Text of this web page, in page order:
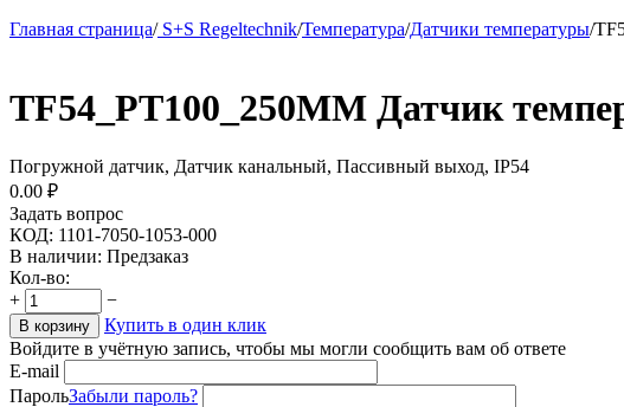
Главная страница/S+S Regeltechnik/Температура/Датчики температуры/
TF54_PT100_250MM Датчик
Погружной датчик, Датчик канальный, Пассивный выход, IP54
0.00 ₽
Задать вопрос
КОД: 1101-7050-1053-000
В наличии: Предзаказ
Кол-во:
+
−
В корзину
Купить в один клик
Войдите в учётную запись, чтобы мы могли сообщить вам об ответе
E-mail
ПарольЗабыли пароль?